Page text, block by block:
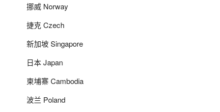
挪威 Norway
捷克 Czech
新加坡 Singapore
日本 Japan
柬埔寨 Cambodia
波兰 Poland